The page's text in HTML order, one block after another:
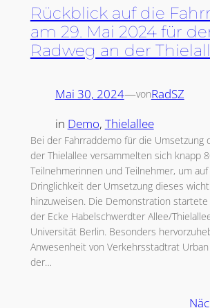
Rückblick auf die
am 29. Mai 2024 für
Radweg an der
Mai 30, 2024—vonRadSZ
in Demo, Thielallee
Bei der Fahrraddemo für die Umsetzung
der Thielallee versammelten sich knapp
Teilnehmerinnen und Teilnehmer, um auf
Dringlichkeit der Umsetzung dieses
hinzuweisen. Die Demonstration
der Ecke Habelschwerdter Allee/
Universität Berlin. Besonders
Anwesenheit von Verkehrsstadtrat Urban
der…